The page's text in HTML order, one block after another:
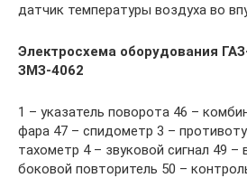
датчик температуры воздуха во
Электросхема оборудования
ЗМЗ-4062
1 – указатель поворота 46 –
фара 47 – спидометр 3 –
тахометр 4 – звуковой сигнал 49 –
боковой повторитель 50 –